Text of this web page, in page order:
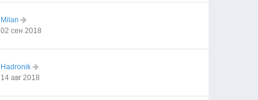
Milan
02 сен 2018
Hadronik
14 авг 2018